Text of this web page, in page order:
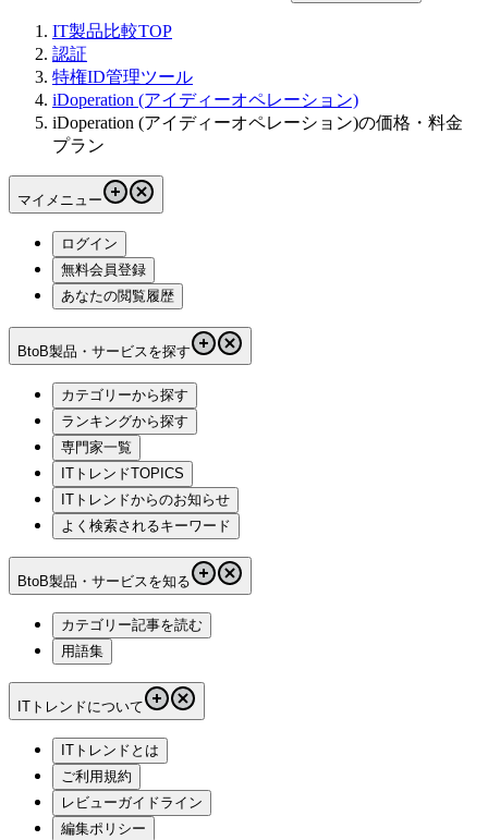
IT製品比較TOP
認証
特権ID管理ツール
iDoperation (アイディーオペレーション)
iDoperation (アイディーオペレーション)の価格・料金
プラン
マイメニュー
ログイン
無料会員登録
あなたの閲覧履歴
BtoB製品・サービスを探す
カテゴリーから探す
ランキングから探す
専門家一覧
ITトレンドTOPICS
ITトレンドからのお知らせ
よく検索されるキーワード
BtoB製品・サービスを知る
カテゴリー記事を読む
用語集
ITトレンドについて
ITトレンドとは
ご利用規約
レビューガイドライン
編集ポリシー